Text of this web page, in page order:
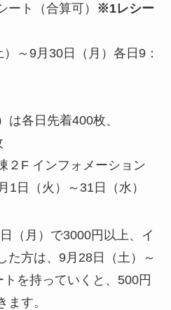
ト（合算可）
※1レシー
～9月30日（月）各日9：
各日先着400枚、
２F インフォメーション
1日（火）～31日（水）
（月）で3000円以上、イ
た方は、9月28日（土）～
を持っていくと、500円
す。